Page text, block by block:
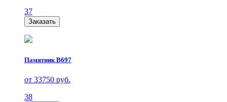
37
Заказать
Памятник В697
от 33750 руб.
38